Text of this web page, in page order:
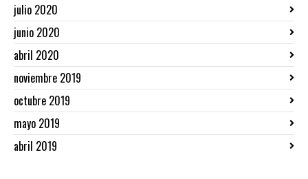
julio 2020
junio 2020
abril 2020
noviembre 2019
octubre 2019
mayo 2019
abril 2019